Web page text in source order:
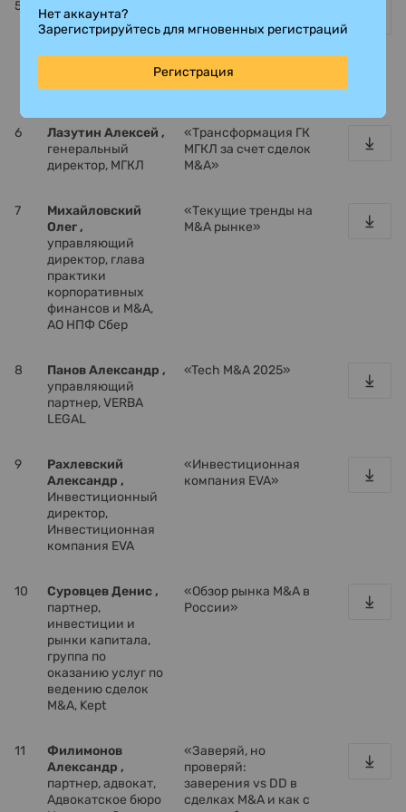
5
Наталья ,партнер,
руководитель M&A
и корпоративной
Consulting
материалы»
6
Лазутин Алексей ,
генеральный
директор, МГКЛ
«Трансформация ГК
МГКЛ за счет сделок
M&A»
7
Михайловский
Олег ,
управляющий
директор, глава
практики
корпоративных
финансов и M&A,
АО НПФ Сбер
«Текущие тренды на
M&A рынке»
8
Панов Александр ,
управляющий
партнер, VERBA
LEGAL
«Tech M&A 2025»
9
Рахлевский
Александр ,
Инвестиционный
директор,
Инвестиционная
компания EVA
«Инвестиционная
компания EVA»
10
Суровцев Денис ,
партнер,
инвестиции и
рынки капитала,
группа по
оказанию услуг по
ведению сделок
M&A, Kept
«Обзор рынка M&A в
России»
11
Филимонов
Александр ,
партнер, адвокат,
Адвокатское бюро
«Заверяй, но
проверяй:
заверения vs DD в
сделках M&A и как с
Нет аккаунта?
Зарегистрируйтесь для мгновенных регистраций
Регистрация